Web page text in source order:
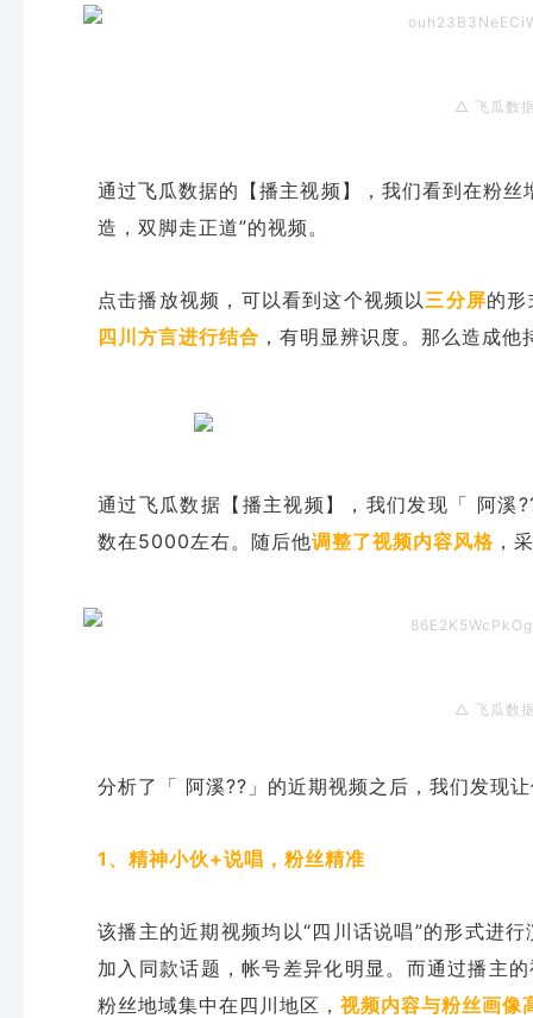
△ 飞瓜数
通过飞瓜数据的【播主视频】，我们看到在粉
造，双脚走正道”的视频。
点击播放视频，可以看到这个视频以三分屏的形
四川方言进行结合 ，有明显辨识度。 那么造成他
通过飞瓜数据【播主视频】，我们发现「 阿溪
数在5000左右。随后他调整了视频内容风格 ，
△ 飞瓜数
分析了「 阿溪??」的近期视频之后，我们发现
1、精神小伙+说唱，粉丝精准
该播主的近期视频均以“四川话说唱”的形式进
加入同款话题，帐号差异化明显。而通过播主
粉丝地域集中在四川地区， 视频内容与粉丝画像